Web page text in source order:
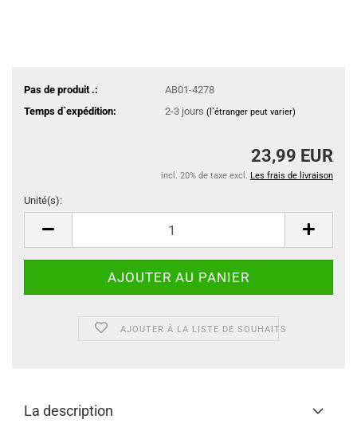
Pas de produit .:
AB01-4278
Temps d`expédition:
2-3 jours (l`étranger peut varier)
23,99 EUR
incl. 20% de taxe excl. Les frais de livraison
Unité(s):
AJOUTER À LA LISTE DE SOUHAITS
La description